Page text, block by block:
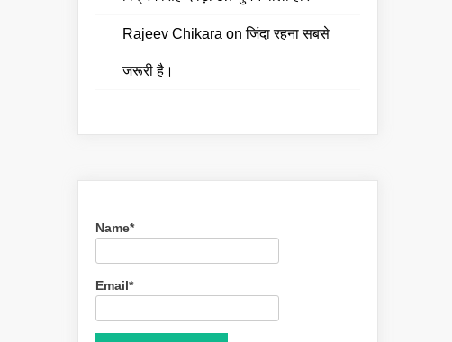
Rajeev Chikara onजिंदा रहना सबसे
जरूरी है।
Name*
Email*